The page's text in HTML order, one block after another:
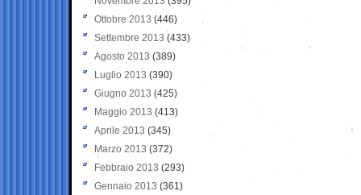
Ottobre 2013 (446)
Settembre 2013 (433)
Agosto 2013 (389)
Luglio 2013 (390)
Giugno 2013 (425)
Maggio 2013 (413)
Aprile 2013 (345)
Marzo 2013 (372)
Febbraio 2013 (293)
Gennaio 2013 (361)